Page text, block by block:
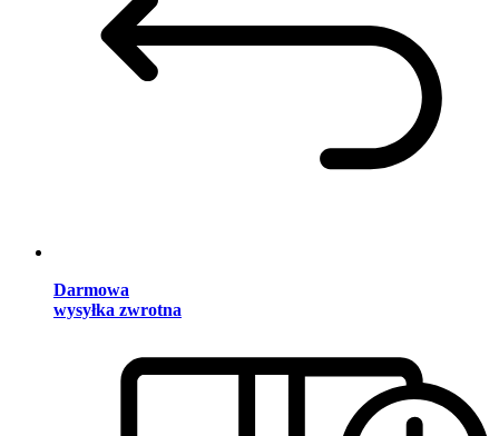
Darmowa
wysyłka zwrotna